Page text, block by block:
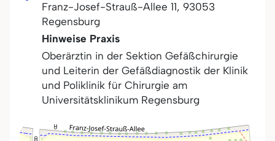
Franz-Josef-Strauß-Allee 11, 93053
Regensburg
Hinweise Praxis
Oberärztin in der Sektion Gefäßchirurgie
und Leiterin der Gefäßdiagnostik der Klinik
und Poliklinik für Chirurgie am
Universitätsklinikum Regensburg